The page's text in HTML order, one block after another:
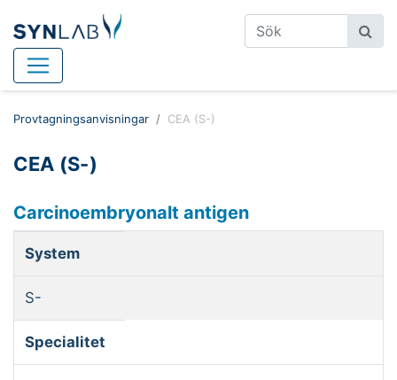
Provtagningsanvisningar CEA (S-)
CEA (S-)
Carcinoembryonalt antigen
System
S-
Specialitet